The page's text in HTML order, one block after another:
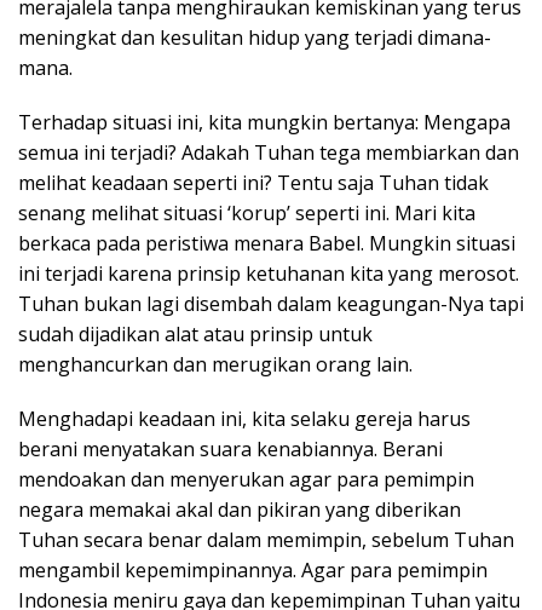
merajalela tanpa menghiraukan kemiskinan yang terus
meningkat dan kesulitan hidup yang terjadi dimana-
mana.
Terhadap situasi ini, kita mungkin bertanya: Mengapa
semua ini terjadi? Adakah Tuhan tega membiarkan dan
melihat keadaan seperti ini? Tentu saja Tuhan tidak
senang melihat situasi ‘korup’ seperti ini. Mari kita
berkaca pada peristiwa menara Babel. Mungkin situasi
ini terjadi karena prinsip ketuhanan kita yang merosot.
Tuhan bukan lagi disembah dalam keagungan-Nya tapi
sudah dijadikan alat atau prinsip untuk
menghancurkan dan merugikan orang lain.
Menghadapi keadaan ini, kita selaku gereja harus
berani menyatakan suara kenabiannya. Berani
mendoakan dan menyerukan agar para pemimpin
negara memakai akal dan pikiran yang diberikan
Tuhan secara benar dalam memimpin, sebelum Tuhan
mengambil kepemimpinannya. Agar para pemimpin
Indonesia meniru gaya dan kepemimpinan Tuhan yaitu